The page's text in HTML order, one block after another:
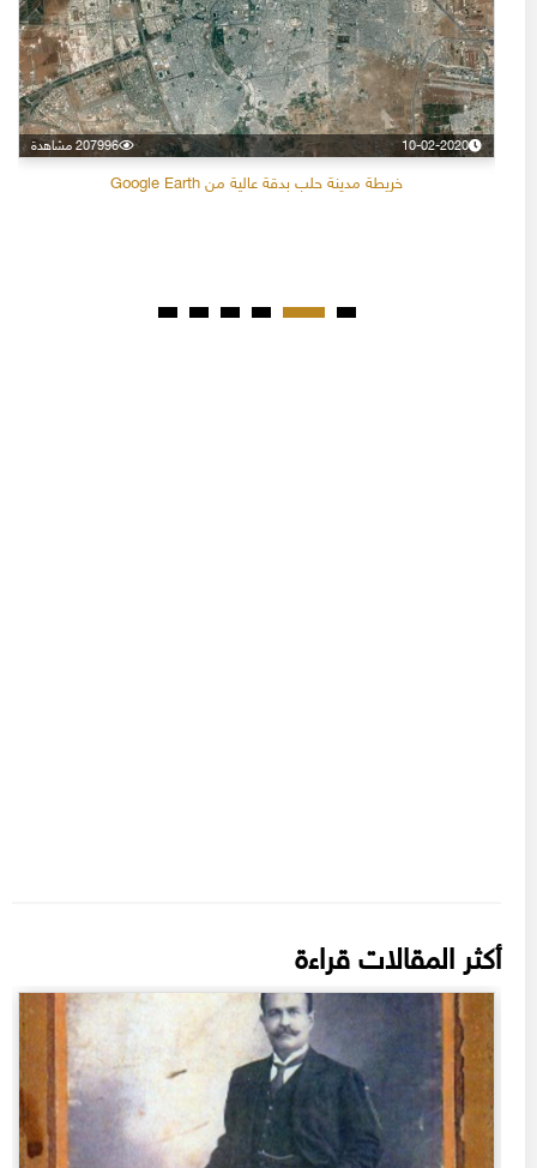
10-02-2020 207996 مشاهدة
خريطة مدينة حلب بدقة عالية من Google Earth
أكثر المقالات قراءة